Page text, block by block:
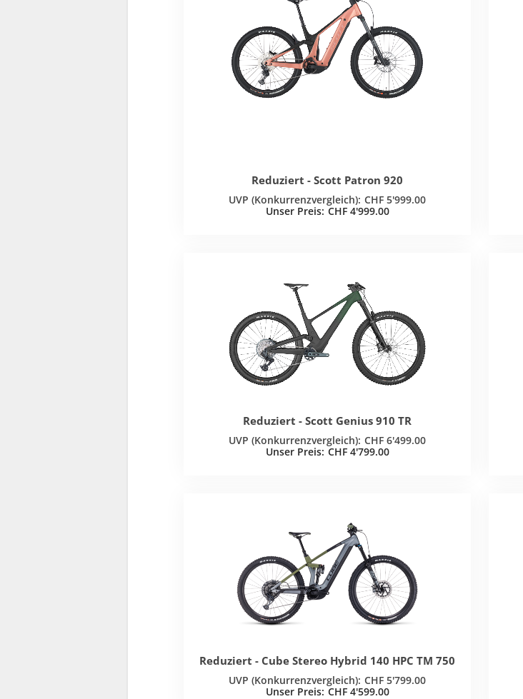
Reduziert - Scott Patron 920
CHF 5'999.00
CHF4'999.00
Reduziert - Scott Genius 910 TR
CHF 6'499.00
CHF4'799.00
Reduziert - Cube Stereo Hybrid 140 HPC TM 750
CHF 5'799.00
CHF4'599.00